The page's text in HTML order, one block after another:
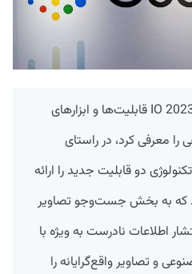
گوگل که به تازگی در مراسم IO 2023 قابلیت‌ها و ابزارهای
معرفی کرد، در راستای
دو قابلیت جدید را ارائه
که به بخش جست‌وجو تصاویر
اطلاعات نادرست به ویژه با
و تصاویر واقع‌گرایانه را